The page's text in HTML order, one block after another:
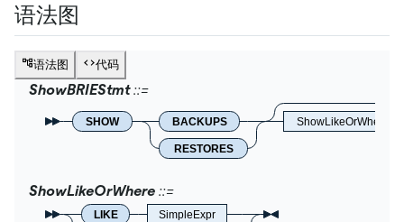
语法图
语法图 代码
ShowBRIEStmt
SHOW BACKUPS
RESTORES
ShowLikeOrWhere
ShowLikeOrWhere
LIKE SimpleExpr